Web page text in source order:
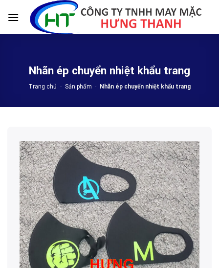
Nhãn ép chuyển nhiệt khẩu trang
Trang chủ - Sản phẩm - Nhãn ép chuyển nhiệt khẩu trang